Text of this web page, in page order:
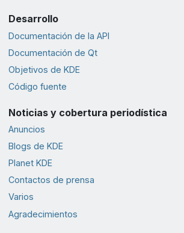
Desarrollo
Documentación de la API
Documentación de Qt
Objetivos de KDE
Código fuente
Noticias y cobertura periodística
Anuncios
Blogs de KDE
Planet KDE
Contactos de prensa
Varios
Agradecimientos